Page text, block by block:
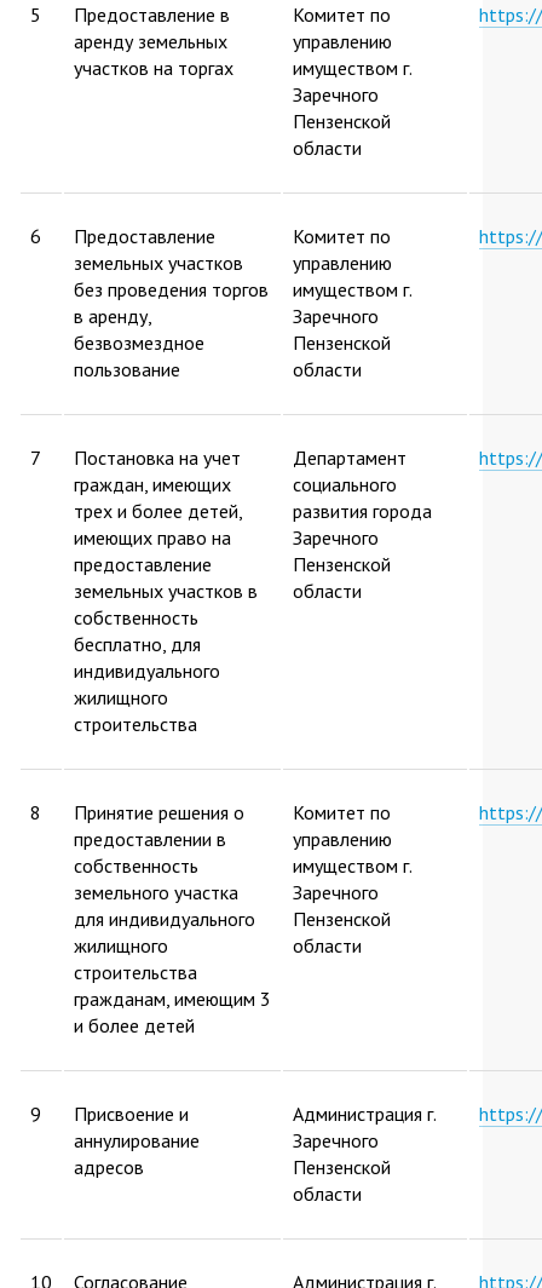
5
Предоставление в
аренду земельных
участков на торгах
Комитет по
управлению
имуществом г.
Заречного
Пензенской
области
6
Предоставление
земельных участков
без проведения торгов
в аренду,
безвозмездное
пользование
Комитет по
управлению
имуществом г.
Заречного
Пензенской
области
7
Постановка на учет
граждан, имеющих
трех и более детей,
имеющих право на
предоставление
земельных участков в
собственность
бесплатно, для
индивидуального
жилищного
строительства
Департамент
социального
развития города
Заречного
Пензенской
области
8
Принятие решения о
предоставлении в
собственность
земельного участка
для индивидуального
жилищного
строительства
гражданам, имеющим 3
и более детей
Комитет по
управлению
имуществом г.
Заречного
Пензенской
области
9
Присвоение и
аннулирование
адресов
Администрация г.
Заречного
Пензенской
области
10 Согласование Администрация г.